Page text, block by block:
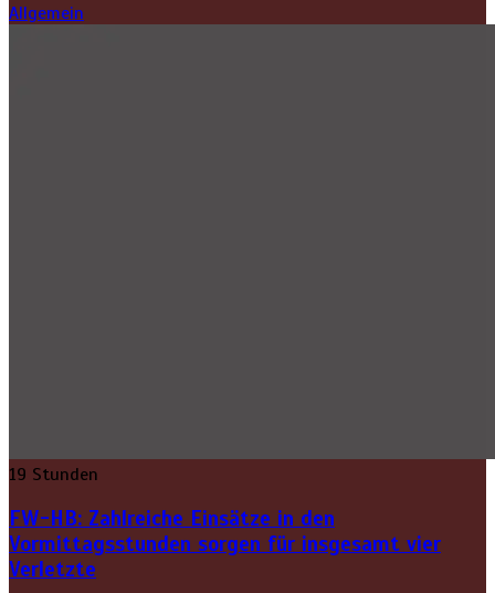
Allgemein
19 Stunden
FW-HB: Zahlreiche Einsätze in den
Vormittagsstunden sorgen für insgesamt vier
Verletzte